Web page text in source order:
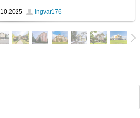
ingvar176